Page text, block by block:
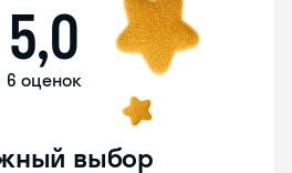
5,0
6 оценок
выбор